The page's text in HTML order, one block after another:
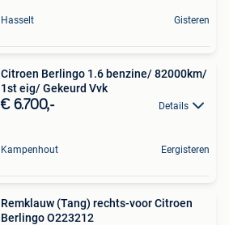
Hasselt Gisteren
Citroen Berlingo 1.6 benzine/ 82000km/
1st eig/ Gekeurd Vvk
€ 6.700,- Details
Kampenhout Eergisteren
Remklauw (Tang) rechts-voor Citroen
Berlingo O223212